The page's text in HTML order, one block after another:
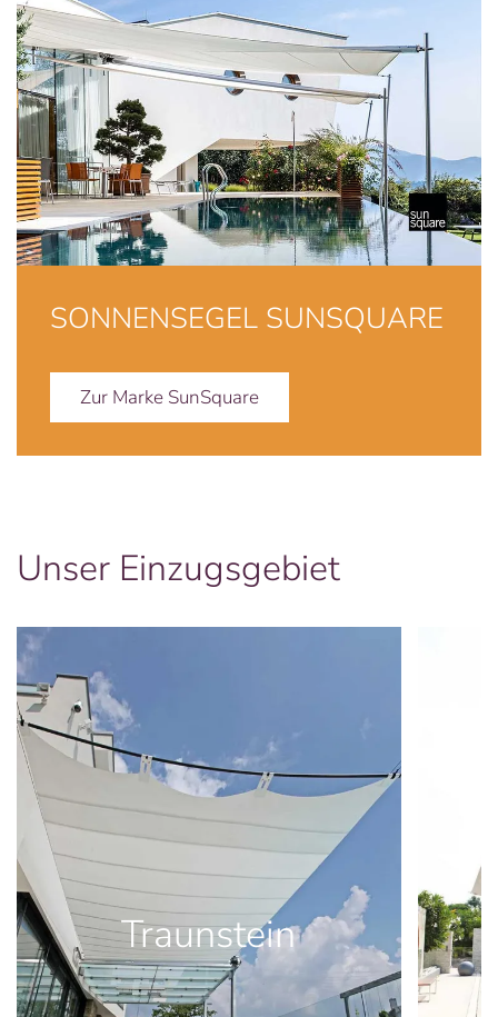
SONNENSEGEL SUNSQUARE
Zur Marke SunSquare
Unser Einzugsgebiet
Traunstein